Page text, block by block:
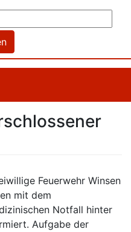
Feuerwehr Winsen
mit dem
Notfall hinter
Aufgabe der